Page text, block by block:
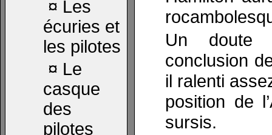
¤ Les
écuries et
les pilotes
¤ Le
casque
des
pilotes
Un doute
conclusion
il ralenti
position de
sursis.